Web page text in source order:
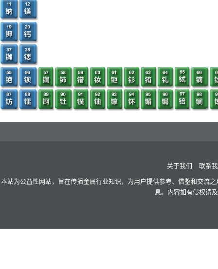
关于我们 联系
本站为公益性网站，旨在传播金属行业知识，为用户提供参考、借鉴和交流
息。内容如有侵权请